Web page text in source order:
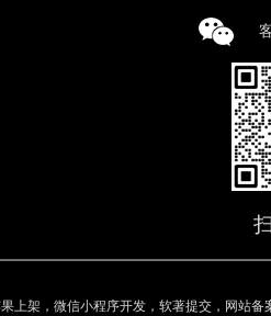
上架，微信小程序开发，软著提交，网站备